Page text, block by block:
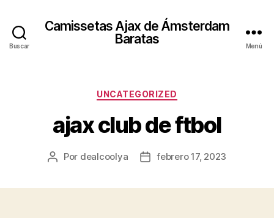
Buscar
Camissetas Ajax de Ámsterdam
Baratas
Menú
Categorías
UNCATEGORIZED
ajax club de ftbol
Autor
Por dealcoolya
Fechafebrero 17, 2023